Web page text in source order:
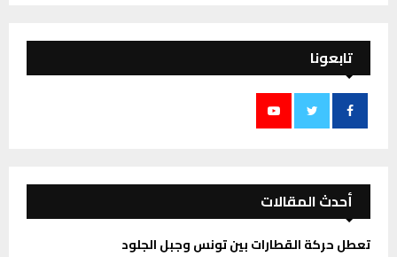
تابعونا
أحدث المقالات
تعطل حركة القطارات بين تونس وجبل الجلود